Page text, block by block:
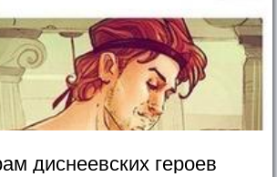
диснеевских героев